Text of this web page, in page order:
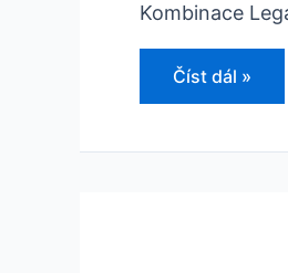
Kombinace
Recenze:
Lego
Marvel
Číst dál »